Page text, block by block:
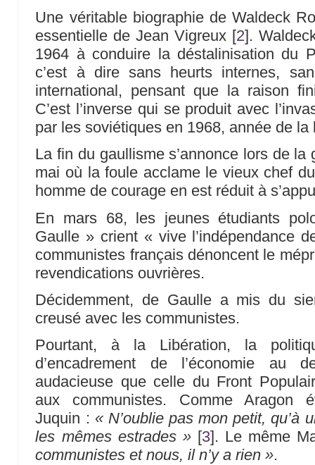
Une véritable biographie de Waldeck
essentielle de Jean Vigreux [2].
1964 à conduire la déstalinisation du
c’est à dire sans heurts internes,
international, pensant que la raison
C’est l’inverse qui se produit avec
par les soviétiques en 1968, année de
La fin du gaullisme s’annonce lors de
mai où la foule acclame le vieux chef
homme de courage en est réduit à
En mars 68, les jeunes étudiants
Gaulle » crient « vive l’indépendance
communistes français dénoncent le
revendications ouvrières.
Décidemment, de Gaulle a mis du
creusé avec les communistes.
Pourtant, à la Libération, la
d’encadrement de l’économie au
audacieuse que celle du Front
aux communistes. Comme Aragon
Juquin : « N’oublie pas mon petit, qu’à
les mêmes estrades »[3]. Le même
communistes et nous, il n’y a rien ».